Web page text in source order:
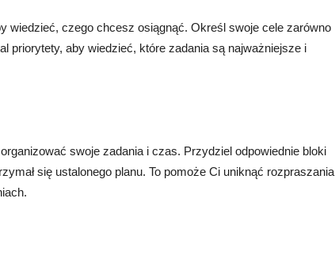
wiedzieć, czego chcesz osiągnąć. Określ swoje cele zarówno
priorytety, aby wiedzieć, które zadania są najważniejsze i
swoje zadania i czas. Przydziel odpowiednie bloki
się ustalonego planu. To pomoże Ci uniknąć rozpraszania